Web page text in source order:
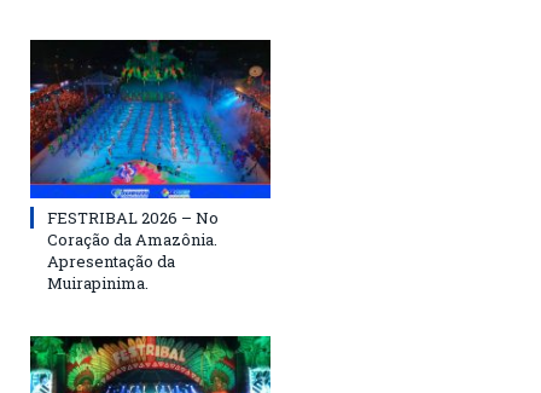
FESTRIBAL 2026 – No
Coração da Amazônia.
Apresentação da
Muirapinima.